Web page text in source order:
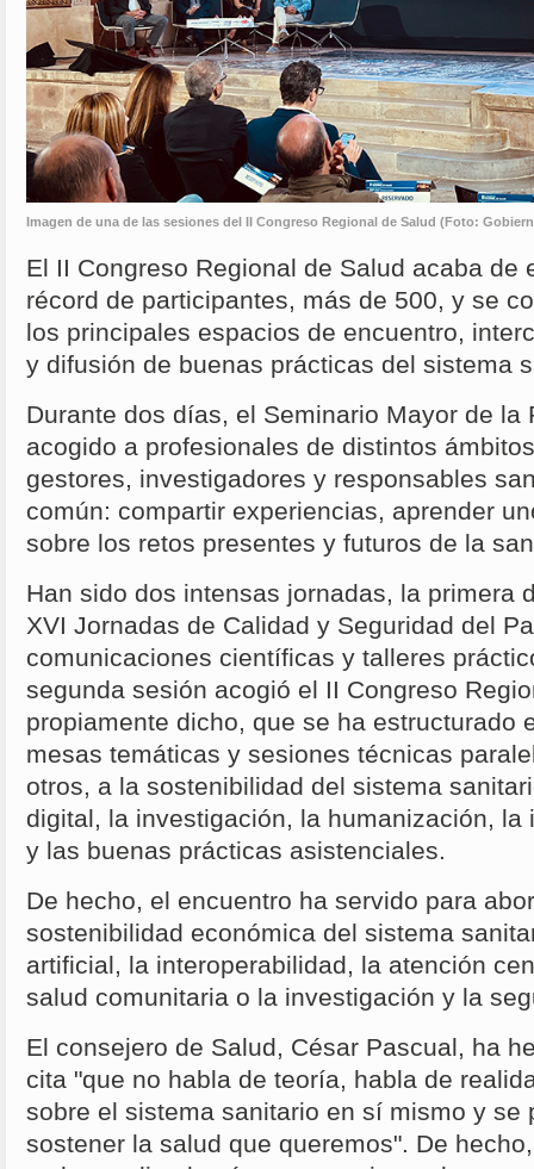
Imagen de una de las sesiones del II Congreso Regional de Salud (Foto:
El II Congreso Regional de Salud acaba de
récord de participantes, más de 500, y se
los principales espacios de encuentro,
y difusión de buenas prácticas del sistema
Durante dos días, el Seminario Mayor de la
acogido a profesionales de distintos
gestores, investigadores y responsables
común: compartir experiencias, aprender
sobre los retos presentes y futuros de la
Han sido dos intensas jornadas, la primera
XVI Jornadas de Calidad y Seguridad del
comunicaciones científicas y talleres
segunda sesión acogió el II Congreso
propiamente dicho, que se ha estructurado
mesas temáticas y sesiones técnicas
otros, a la sostenibilidad del sistema
digital, la investigación, la humanización, la
y las buenas prácticas asistenciales.
De hecho, el encuentro ha servido para
sostenibilidad económica del sistema
artificial, la interoperabilidad, la atención
salud comunitaria o la investigación y la
El consejero de Salud, César Pascual, ha
cita "que no habla de teoría, habla de
sobre el sistema sanitario en sí mismo y se
sostener la salud que queremos". De